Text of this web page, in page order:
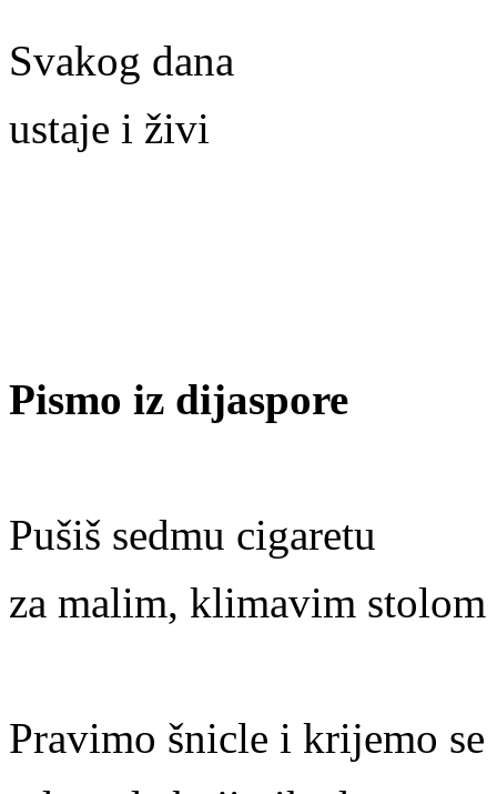
Svakog dana
ustaje i živi
Pismo iz dijaspore
Pušiš sedmu cigaretu
za malim, klimavim stolom
Pravimo šnicle i krijemo se